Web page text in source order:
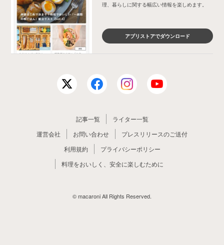
理、暮らしに関する幅広い情報を楽しめます。
アプリストアでダウンロード
記事一覧
ライター一覧
運営会社
お問い合わせ
プレスリリースのご送付
利用規約
プライバシーポリシー
料理をおいしく、安全に楽しむために
© macaroni All Rights Reserved.